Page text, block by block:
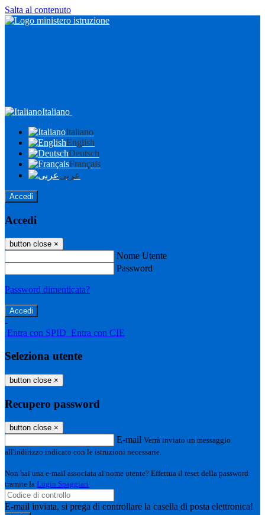
Salta al contenuto
Italiano
Italiano
English
Deutsch
Français
عربى
Accedi
Accedi
button close ×
Nome Utente
Password
Password dimenticata?
-
Entra con SPID Entra con CIE
Seleziona utente
button close ×
Recupero password
button close ×
E-mail Verrà inviato un messaggio
all'indirizzo indicato con le istruzioni necessarie.
Non hai una e-mail associata al nome utente? Effettua il reset della password
tramite la Login Spaggiari
E-mail inviata, si prega di controllare la casella di posta elettronica!